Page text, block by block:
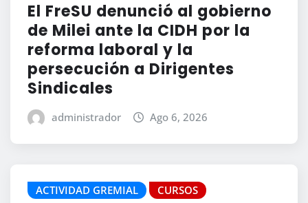
El FreSU denunció al gobierno
de Milei ante la CIDH por la
reforma laboral y la
persecución a Dirigentes
Sindicales
administrador Ago 6, 2026
ACTIVIDAD GREMIAL CURSOS